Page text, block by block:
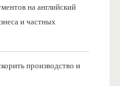
на английский
и частных
производство и